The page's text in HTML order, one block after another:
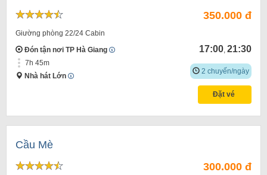
Giường phòng 22/24 Cabin
Đón tận nơi TP Hà Giang
7h 45m
Nhà hát Lớn
350.000 đ
17:00 21:30
2 chuyến/ngày
Đặt vé
Cầu Mè
300.000 đ